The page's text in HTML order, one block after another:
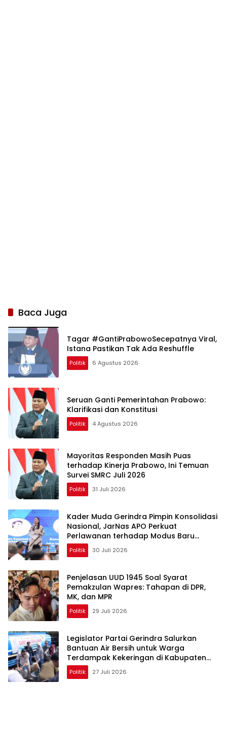
Baca Juga
Tagar #GantiPrabowoSecepatnya Viral,
Istana Pastikan Tak Ada Reshuffle
Politik 6 Agustus 2026
Seruan Ganti Pemerintahan Prabowo:
Klarifikasi dan Konstitusi
Politik 4 Agustus 2026
Mayoritas Responden Masih Puas
terhadap Kinerja Prabowo, Ini Temuan
Survei SMRC Juli 2026
Politik 31 Juli 2026
Kader Muda Gerindra Pimpin Konsolidasi
Nasional, JarNas APO Perkuat
Perlawanan terhadap Modus Baru
Perdagangan Orang
Politik 30 Juli 2026
Penjelasan UUD 1945 Soal Syarat
Pemakzulan Wapres: Tahapan di DPR,
MK, dan MPR
Politik 29 Juli 2026
Legislator Partai Gerindra Salurkan
Bantuan Air Bersih untuk Warga
Terdampak Kekeringan di Kabupaten
Bekasi
Politik 27 Juli 2026